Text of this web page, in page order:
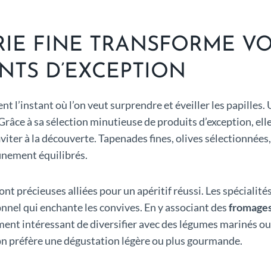
FINE TRANSFORME
D’EXCEPTION
l’instant où l’on veut surprendre et éveiller les
à sa sélection minutieuse de produits d’exception,
à la découverte. Tapenades fines, olives
équilibrés.
précieuses alliées pour un apéritif réussi. Les
qui enchante les convives. En y associant des
intéressant de diversifier avec des légumes marinés
préfère une dégustation légère ou plus gourmande.